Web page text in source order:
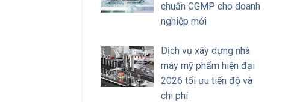
chuẩn CGMP cho doanh
nghiệp mới
Dịch vụ xây dựng nhà
máy mỹ phẩm hiện đại
2026 tối ưu tiến độ và
chi phí